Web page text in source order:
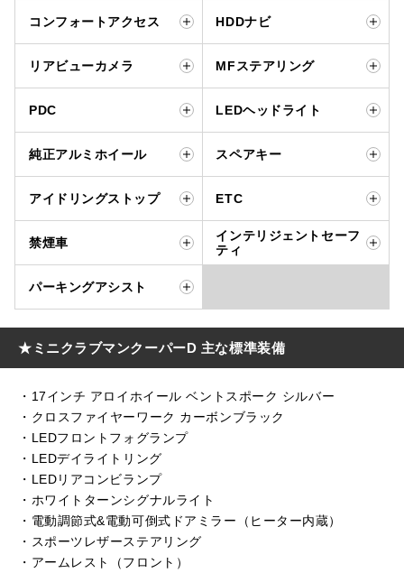
コンフォートアクセス HDDナビ
リアビューカメラ MFステアリング
PDC LEDヘッドライト
純正アルミホイール スペアキー
アイドリングストップ ETC
禁煙車
インテリジェントセーフ
ティ
パーキングアシスト
★ミニクラブマンクーパーD 主な標準装備
・17インチ アロイホイール ベントスポーク シルバー
・クロスファイヤーワーク カーボンブラック
・LEDフロントフォグランプ
・LEDデイライトリング
・LEDリアコンビランプ
・ホワイトターンシグナルライト
・電動調節式&電動可倒式ドアミラー（ヒーター内蔵）
・スポーツレザーステアリング
・アームレスト（フロント）